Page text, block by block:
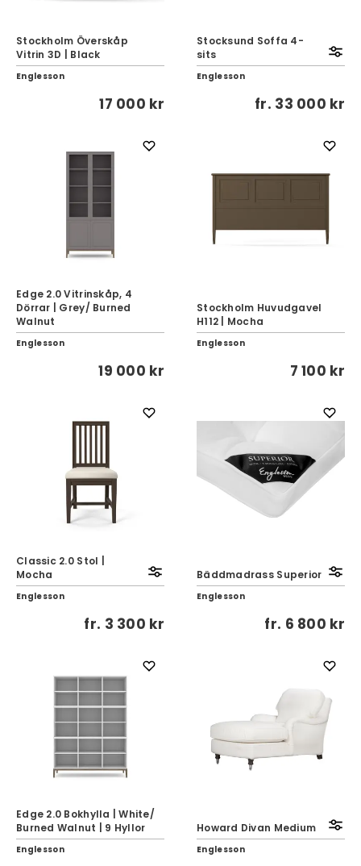
Stockholm Överskåp
Vitrin 3D | Black
Englesson
17 000 kr
Stocksund Soffa 4-
sits
Englesson
fr. 33 000 kr
Edge 2.0 Vitrinskåp, 4
Dörrar | Grey/ Burned
Walnut
Englesson
19 000 kr
Stockholm Huvudgavel
H112 | Mocha
Englesson
7 100 kr
Classic 2.0 Stol |
Mocha
Englesson
fr. 3 300 kr
Bäddmadrass Superior
Englesson
fr. 6 800 kr
Edge 2.0 Bokhylla | White/
Burned Walnut | 9 Hyllor
Englesson
Howard Divan Medium
Englesson